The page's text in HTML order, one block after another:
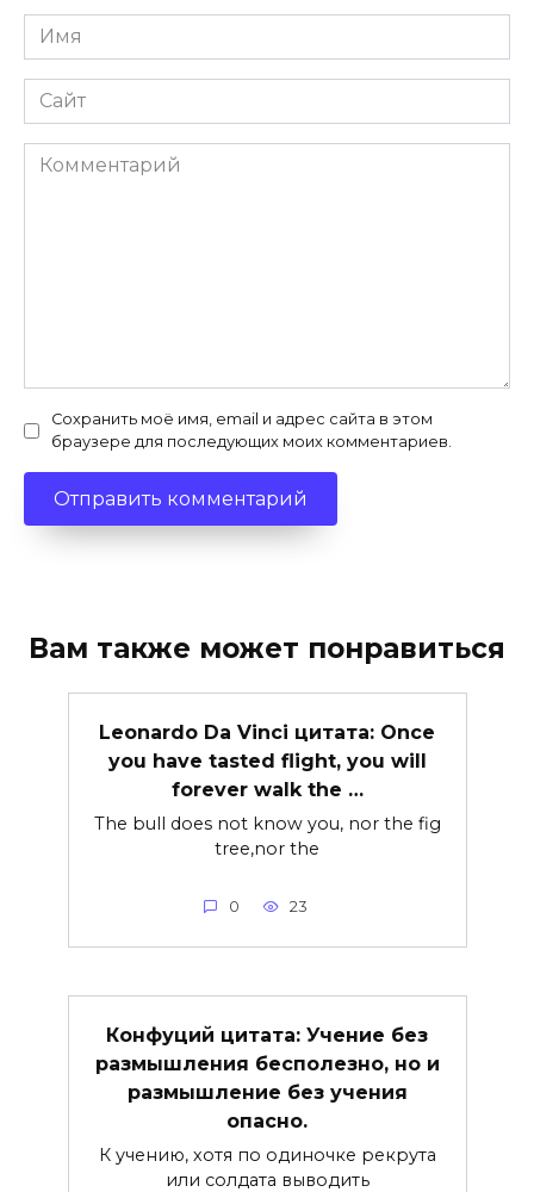
Имя
*
Сайт
Комментарий
Сохранить моё имя, email и адрес сайта в этом
браузере для последующих моих комментариев.
Вам также может понравиться
Leonardo Da Vinci цитата: Once
you have tasted flight, you will
forever walk the …
The bull does not know you, nor the fig
tree,nor the
0 23
Конфуций цитата: Учение без
размышления бесполезно, но и
размышление без учения
опасно.
К учению, хотя по одиночке рекрута
или солдата выводить